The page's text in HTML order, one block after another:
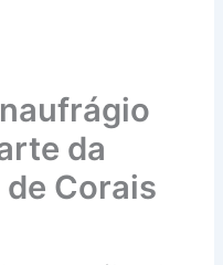
da
Corais